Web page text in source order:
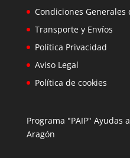
Condiciones Generales
Transporte y Envíos
Política Privacidad
Aviso Legal
Política de cookies
Programa "PAIP" Ayudas
Aragón